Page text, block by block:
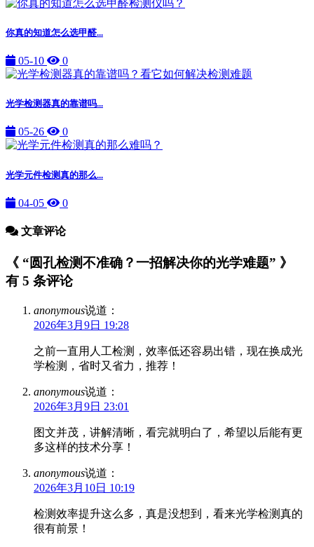
你真的知道怎么选甲醛...
05-10 0
光学检测器真的靠谱吗...
05-26 0
光学元件检测真的那么...
04-05 0
文章评论
《 “圆孔检测不准确？一招解决你的光学难题” 》
有 5 条评论
anonymous说道：
2026年3月9日 19:28
之前一直用人工检测，效率低还容易出错，现在换成光
学检测，省时又省力，推荐！
anonymous说道：
2026年3月9日 23:01
图文并茂，讲解清晰，看完就明白了，希望以后能有更
多这样的技术分享！
anonymous说道：
2026年3月10日 10:19
检测效率提升这么多，真是没想到，看来光学检测真的
很有前景！